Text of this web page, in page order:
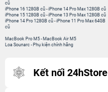
cũ
iPhone 16 128GB cũ -iPhone 14 Pro Max 128GB cũ
iPhone 15 128GB cũ -iPhone 13 Pro Max 128GB cũ
iPhone 14 Pro 128GB cũ -iPhone 11 Pro Max 64GB
cũ
MacBook Pro M5 - MacBook Air M5
Loa Sounarc - Phụ kiện chính hãng
Kết nối 24hStore